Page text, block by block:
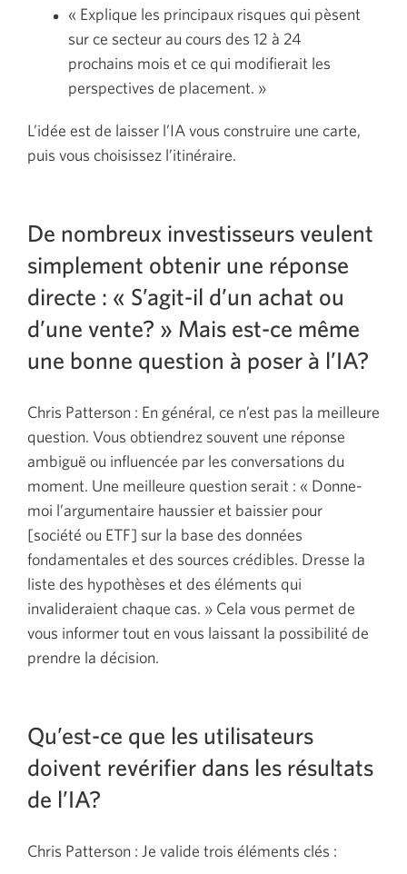
« Explique les principaux risques qui pèsent
sur ce secteur au cours des 12 à 24
prochains mois et ce qui modifierait les
perspectives de placement. »
L’idée est de laisser l’IA vous construire une carte,
puis vous choisissez l’itinéraire.
De nombreux investisseurs veulent
simplement obtenir une réponse
directe : « S’agit-il d’un achat ou
d’une vente? » Mais est-ce même
une bonne question à poser à l’IA?
Chris Patterson : En général, ce n’est pas la meilleure
question. Vous obtiendrez souvent une réponse
ambiguë ou influencée par les conversations du
moment. Une meilleure question serait : « Donne-
moi l’argumentaire haussier et baissier pour
[société ou ETF] sur la base des données
fondamentales et des sources crédibles. Dresse la
liste des hypothèses et des éléments qui
invalideraient chaque cas. » Cela vous permet de
vous informer tout en vous laissant la possibilité de
prendre la décision.
Qu’est-ce que les utilisateurs
doivent revérifier dans les résultats
de l’IA?
Chris Patterson : Je valide trois éléments clés :